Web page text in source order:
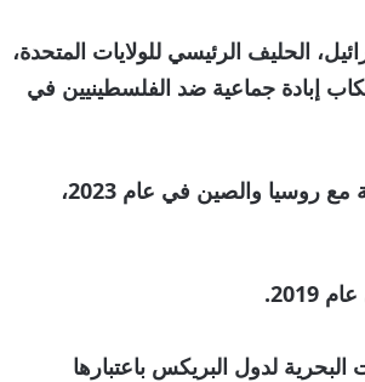
الحليف الرئيسي للولايات المتحدة،
إبادة جماعية ضد الفلسطينيين في
كما أثارت جنوب أفريقيا انتقادات لاستضافتها تدريبات بحرية مع روسيا والصين في عام 2023،
لدول البريكس باعتبارها